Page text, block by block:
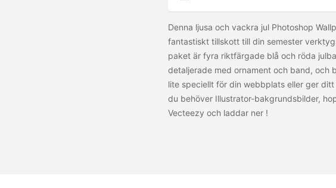
Denna ljusa och vackra jul Photoshop
fantastiskt tillskott till din semester
paket är fyra riktfärgade blå och röda
detaljerade med ornament och band, och
lite speciellt för din webbplats eller ger
du behöver Illustrator-bakgrundsbilder,
Vecteezy och laddar ner !